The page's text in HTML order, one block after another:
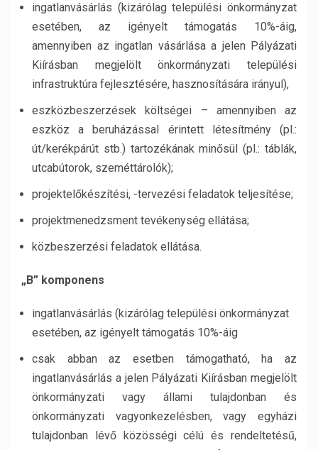
ingatlanvásárlás (kizárólag települési önkormányzat
esetében, az igényelt támogatás 10%-áig,
amennyiben az ingatlan vásárlása a jelen Pályázati
Kiírásban megjelölt önkormányzati települési
infrastruktúra fejlesztésére, hasznosítására irányul),
eszközbeszerzések költségei – amennyiben az
eszköz a beruházással érintett létesítmény (pl.:
út/kerékpárút stb.) tartozékának minősül (pl.: táblák,
utcabútorok, szeméttárolók);
projektelőkészítési, -tervezési feladatok teljesítése;
projektmenedzsment tevékenység ellátása;
közbeszerzési feladatok ellátása.
„B” komponens
ingatlanvásárlás (kizárólag települési önkormányzat
esetében, az igényelt támogatás 10%-áig
csak abban az esetben támogatható, ha az
ingatlanvásárlás a jelen Pályázati Kiírásban megjelölt
önkormányzati vagy állami tulajdonban és
önkormányzati vagyonkezelésben, vagy egyházi
tulajdonban lévő közösségi célú és rendeltetésű,